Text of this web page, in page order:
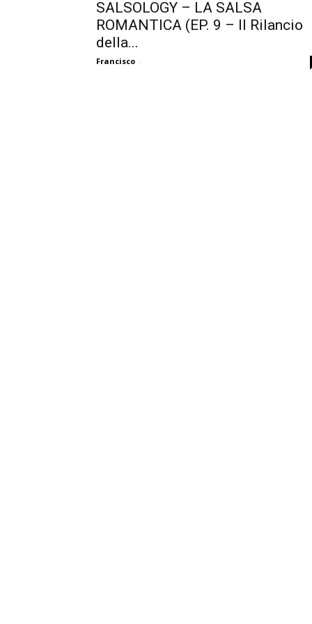
SALSOLOGY – LA SALSA
ROMANTICA (EP. 9 – Il Rilancio
della...
Francisco -